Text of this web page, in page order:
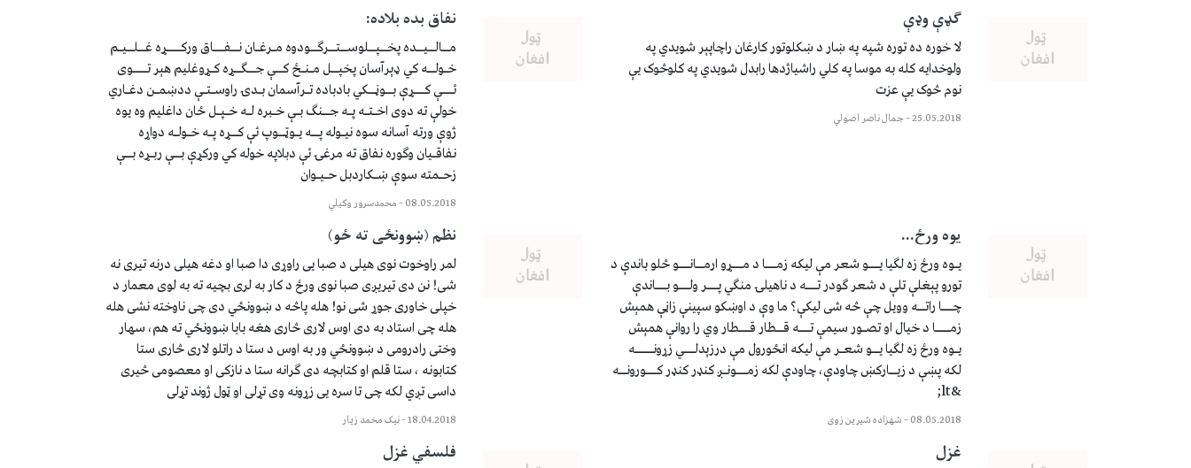
ګډې وډې
لا خوره ده توره شپه په ښار د ښکلوتور کارغان راچاپېر شويدي په
ولوخدایه کله به موسا په کلي راشياژدها رابدل شویدي په کلوڅوک یې
نوم څوک یې عزت
25.05.2018
–جمال ناصر اصولي
نفاق بده بلاده:
مــالــیــده پخــپــلوســتــرګــودوه مـرغـان نــفـــاق ورکــــړه غــلــیـم
خـولــه کي ډېرآسان پخپــل مـنـځ کــې جــګــړه کـړوغلیم هېر تــــوی
ئـــې کـــړې بــوڼــکي بادباده تـرآسمان بـدۍ راوسـتـې ددښمـن دغـاري
خولې ته دوی اخـتـه پـه جــنګ بـې خـبره لـه خـپـل ځان داغلیم وه يوه
ژوې ورته آسانه سوه نیـوله پــه یـوټــوپ ئې کــړه پـه خـولـه دواړه
نفاقـیان وګوره نفاق ته مرغۍ ئې دبلاپه خوله کي ورکړې بــې ربـړه بــې
زحـمته سوې ښـکاردبل حـیـوان
08.05.2018
–محمدسرور وکیلي
يوه ورځ...
يـوه ورځ زه لګيا يـــو شعر مې ليکه زمـــا د مـــړو ارمــانـــو څلو باندې د
تورو پېغلې تلې د شعر ګودر تـــه د ناهيلۍ منګي پـــر ولـــو بـــاندې
چـــا راتــه وويل چې څه شى ليکې؟ ما وې د اوښکو سپينې زاڼې همېش
زمــــا د خيال او تصـور سيمې تـــه قــطار قـــطار وي را روانې همېش
يـوه ورځ زه لګيا يــو شعـر مې ليکه انځورول مې درزېدلـــي زړونـــــه
لکه پښې د زيــارکښ چاودې، چاودې لکه زمـــونـږ کنډر کنډر کـــورونــه
&lt;
08.05.2018
–شهزاده شيرين زوی
نظم (ښوونځی ته ځو)
لمر راوخوت نوی هیلی د صبا یی راوړی دا صبا او دغه هیلی درنه تیری نه
شی! نن دی تیریږی صبا نوی ورځ د کار به لری بچیه ته به لوی معمار د
خپلی خاوری جوړ شی نو! هله پاڅه د ښوونځي دی چی ناوخته نشی هله
هله چی استاد به دی اوس لاری څاری هغه بابا ښوونځي ته هم، سهار
وختی رادرومی د ښوونځي ور به اوس د ستا د راتلو لاری څاری ستا
کتابونه ، ستا قلم او کتابچه دی ګرانه ستا د نازکی او معصومی څیری
داسی تږي لکه چی تا سره یی زړونه وی تړلی او ټول ژوند تړلی
18.04.2018
–نیک مخمد زیار
غزل فلسفي غزل